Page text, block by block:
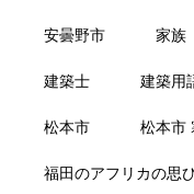
安曇野市 家族
建築士 建築用
松本市 松本市
福田のアフリカの思